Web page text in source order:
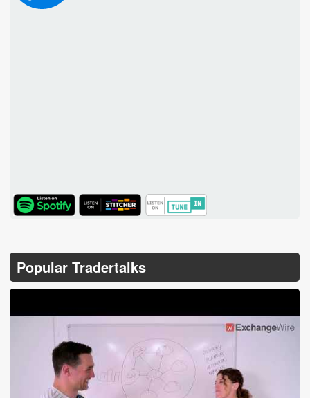
TuneIn
Popular Tradertalks